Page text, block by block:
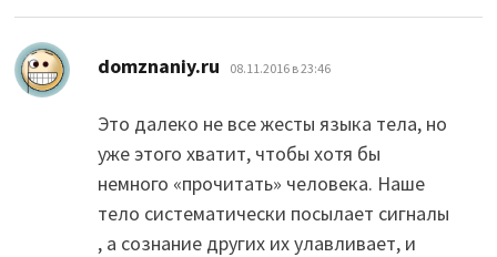
domznaniy.ru 08.11.2016 в 23:46
Это далеко не все жесты языка тела, но
уже этого хватит, чтобы хотя бы
немного «прочитать» человека. Наше
тело систематически посылает сигналы
, а сознание других их улавливает, и